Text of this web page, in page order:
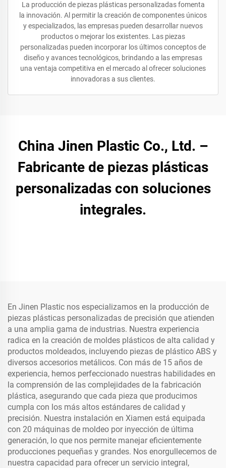
La producción de piezas plásticas personalizadas fomenta
la innovación. Al permitir la creación de componentes únicos
y especializados, las empresas pueden desarrollar nuevos
productos o mejorar los existentes. Las piezas
personalizadas pueden incorporar los últimos conceptos de
diseño y avances tecnológicos, brindando a las empresas
una ventaja competitiva en el mercado al ofrecer soluciones
innovadoras a sus clientes.
China Jinen Plastic Co., Ltd. –
Fabricante de piezas plásticas
personalizadas con soluciones
integrales.
En Jinen Plastic nos especializamos en la producción de
piezas plásticas personalizadas de precisión que atienden
a una amplia gama de industrias. Nuestra experiencia
radica en la creación de moldes plásticos de alta calidad y
productos moldeados, incluyendo piezas de plástico ABS y
diversos accesorios metálicos. Con más de 15 años de
experiencia, hemos perfeccionado nuestras habilidades en
la comprensión de las complejidades de la fabricación
plástica, asegurando que cada pieza que producimos
cumpla con los más altos estándares de calidad y
precisión. Nuestra instalación en Xiamen está equipada
con 20 máquinas de moldeo por inyección de última
generación, lo que nos permite manejar eficientemente
producciones pequeñas y grandes. Nos enorgullecemos de
nuestra capacidad para ofrecer un servicio integral,